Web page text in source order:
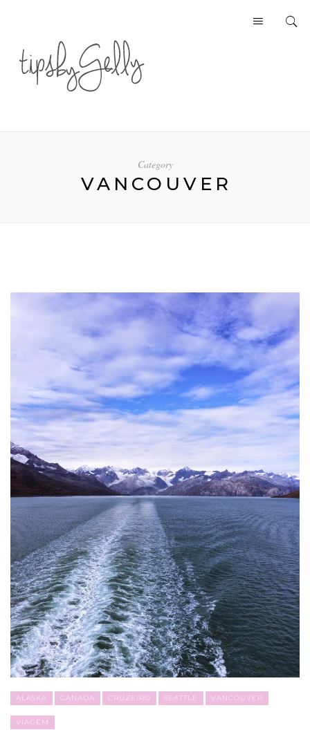
Category
VANCOUVER
ALASKA CANADA CRUZEIRO SEATTLE VANCOUVER
VIAGEM